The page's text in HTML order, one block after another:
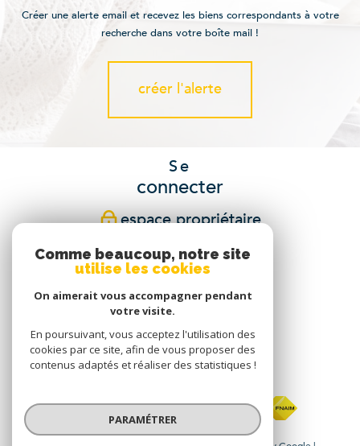
Créer une alerte email et recevez les biens correspondants à votre
recherche dans votre boîte mail !
créer l'alerte
Se
connecter
espace propriétaire
Nous
suivre
Nous
adhérons
Comme beaucoup, notre site
utilise les cookies
On aimerait vous accompagner pendant
votre visite.
En poursuivant, vous acceptez l'utilisation des
cookies par ce site, afin de vous proposer des
contenus adaptés et réaliser des statistiques !
PARAMÉTRER